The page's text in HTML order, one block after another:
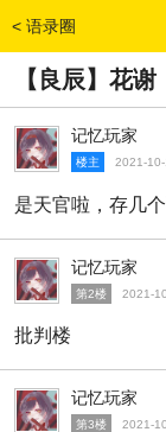
发话题
【良辰】花谢
记忆玩家
楼主 2021-
是天官啦，存几
记忆玩家
第2楼 2021-
批判楼
记忆玩家
第3楼 2021-
< 语录圈